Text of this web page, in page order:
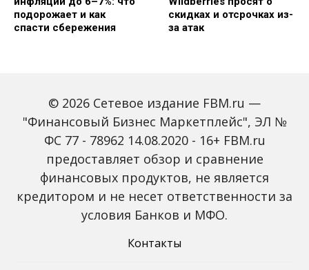
подорожает и как
спасти сбережения
скидках и отсрочках из-
за атак
Объем наличных у
россиян в июле вырос
на 43%: что стоит за
рекордным спросом на
С 2027 года ИНН станет
банковских счетов
россиян: что изменится
© 2026 Сетевое издание FBM.ru —
"Финансовый Бизнес Маркетплейс", ЭЛ №
ФС 77 - 78962 14.08.2020 - 16+ FBM.ru
предоставляет обзор и сравнение
финансовых продуктов, не является
кредитором и не несет ответственности за
условия Банков и МФО.
Контакты